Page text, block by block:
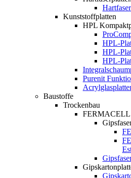
Kunststoffplatten
HPL
HPL-
HPL-
HPL-
Purenit
Baustoffe
Trockenbau
FERMACELL